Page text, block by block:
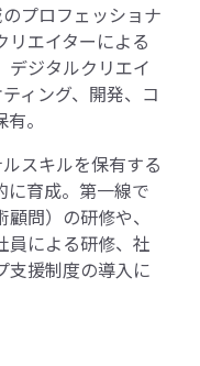
プロフェッショナ
リエイターによる
デジタルクリエイ
ィング、開発、コ
。
スキルを保有する
に育成。第一線で
問）の研修や、
員による研修、社
支援制度の導入に